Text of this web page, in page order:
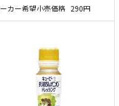
カー希望小売価格 290円